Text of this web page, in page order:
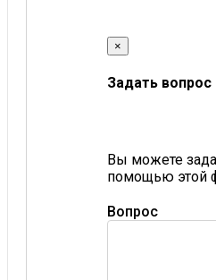
×
Задать вопрос
Вы можете
помощью этой
Вопрос